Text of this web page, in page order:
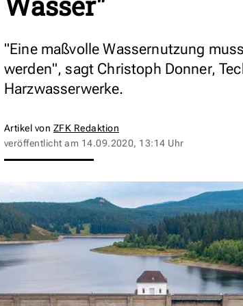
"Eine maßvolle Wassernutzung
werden", sagt Christoph Donner,
Harzwasserwerke.
Artikel von ZFK Redaktion
veröffentlicht am 14.09.2020, 13:14 Uhr